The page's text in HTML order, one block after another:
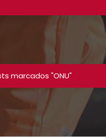
marcados "ONU"